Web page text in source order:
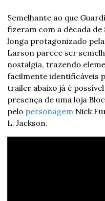
Semelhante ao que
fizeram com a década
longa protagonizado
Larson parece ser
nostalgia, trazendo
facilmente identificáveis
trailer abaixo já é
presença de uma loja
pelo personagem Nick
L. Jackson.